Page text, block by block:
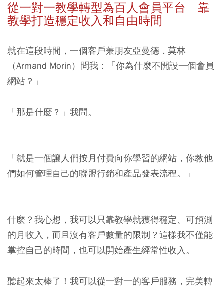
從一對一教學轉型為百人會員平台 靠
教學打造穩定收入和自由時間
就在這段時間，一個客戶兼朋友亞曼德．莫林
（Armand Morin）問我：「你為什麼不開設一個會員
網站？」
「那是什麼？」我問。
「就是一個讓人們按月付費向你學習的網站，你教他
們如何管理自己的聯盟行銷和產品發表流程。」
什麼？我心想，我可以只靠教學就獲得穩定、可預測
的月收入，而且沒有客戶數量的限制？這樣我不僅能
掌控自己的時間，也可以開始產生經常性收入。
聽起來太棒了！我可以從一對一的客戶服務，完美轉